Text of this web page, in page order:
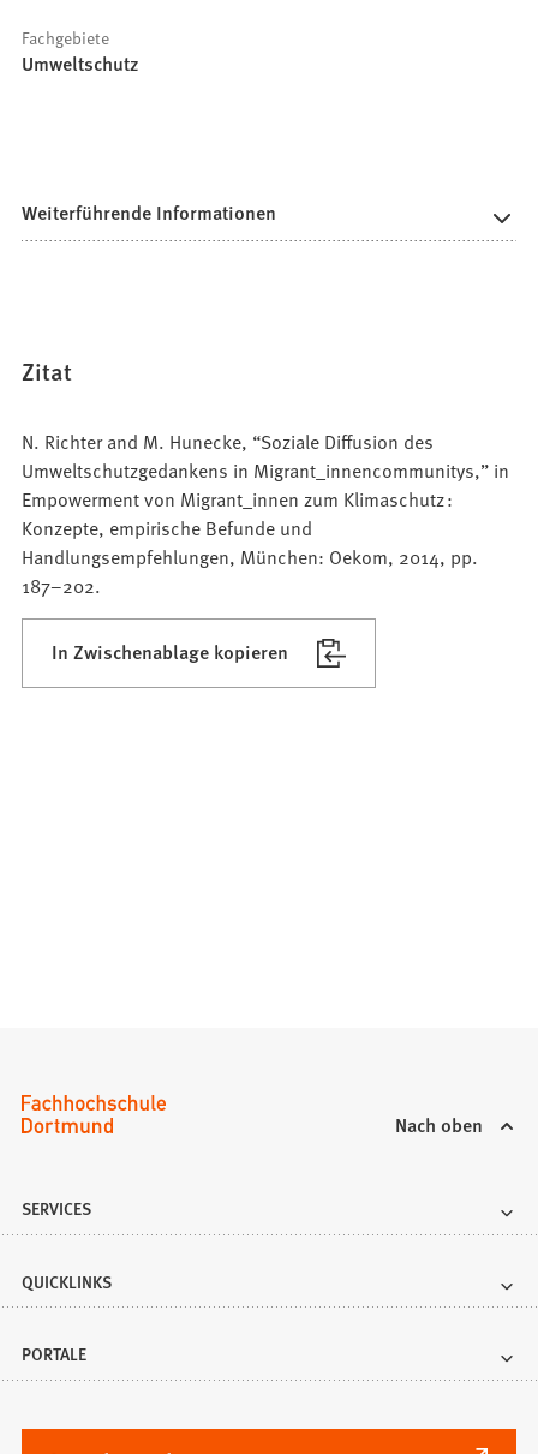
Fachgebiete
Umweltschutz
Weiterführende Informationen
Zitat
N. Richter and M. Hunecke, “Soziale Diffusion des
Umweltschutzgedankens in Migrant_innencommunitys,” in
Empowerment von Migrant_innen zum Klimaschutz :
Konzepte, empirische Befunde und
Handlungsempfehlungen, München: Oekom, 2014, pp.
187–202.
In Zwischenablage kopieren
Nach oben
SERVICES
QUICKLINKS
PORTALE